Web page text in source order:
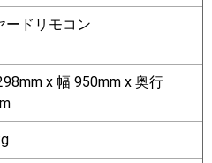
ードリモコン
x 幅 950mm x 奥行